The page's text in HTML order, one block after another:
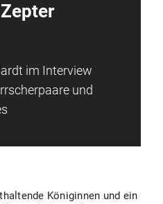
im Interview
und
Königinnen und ein